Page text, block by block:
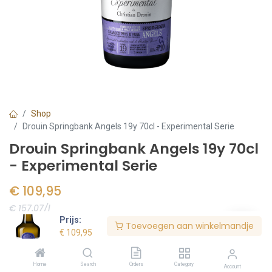
Prijs:
€ 109,95
Toevoegen aan winkelmandje
Home Search Orders Category Account
Shop
Drouin Springbank Angels 19y 70cl - Experimental Serie
Drouin Springbank Angels 19y 70cl
- Experimental Serie
€ 109,95
€ 157.07/l
Voorraad:2stuk(s)